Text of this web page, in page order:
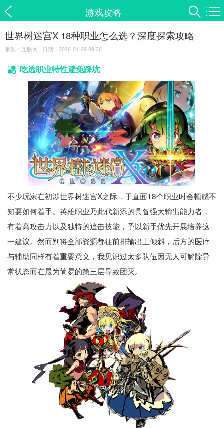
游戏攻略
世界树迷宫X 18种职业怎么选？深度探索攻略
来源：互联网 日期：2026-04-29 09:36
吃透职业特性避免踩坑
不少玩家在初涉世界树迷宫X之际，于直面18个职业时会顿感不
知要如何着手。英雄职业乃此代新添的具备强大输出能力者，
有着高攻击力以及独特的追击技能，予以新手优先开展培养这
一建议。然而别将全部资源都往前排输出上倾斜，后方的医疗
与辅助同样有着重要意义，我见识过太多队伍因无人可解除异
常状态而在最为简易的第三层导致团灭。